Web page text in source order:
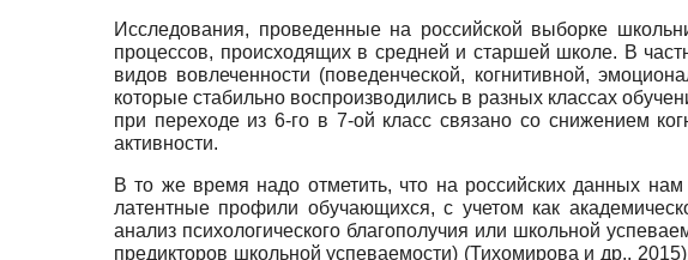
Исследования, проведенные на российской выборке
процессов, происходящих в средней и старшей школе. В
видов вовлеченности (поведенческой, когнитивной,
которые стабильно воспроизводились в разных классах
при переходе из 6-го в 7-ой класс связано со снижением
активности.
В то же время надо отметить, что на российских данных
латентные профили обучающихся, с учетом как
анализ психологического благополучия или школьной
предикторов школьной успеваемости) (Тихомирова и др.,